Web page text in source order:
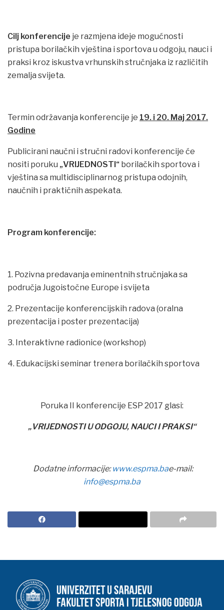
Cilj konferencije je razmjena ideje mogućnosti
pristupa borilačkih vještina i sportova u odgoju, nauci i
praksi kroz iskustva vrhunskih stručnjaka iz različitih
zemalja svijeta.
Termin održavanja konferencije je 19. i 20. Maj 2017.
Godine
Publicirani naučni i stručni radovi konferencije će
nositi poruku „VRIJEDNOSTI“ borilačkih sportova i
vještina sa multidisciplinarnog pristupa odojnih,
naučnih i praktičnih aspekata.
Program konferencije:
1. Pozivna predavanja eminentnih stručnjaka sa
područja Jugoistočne Europe i svijeta
2. Prezentacije konferencijskih radova (oralna
prezentacija i poster prezentacija)
3. Interaktivne radionice (workshop)
4. Edukacijski seminar trenera borilačkih sportova
Poruka II konferencije ESP 2017 glasi:
„VRIJEDNOSTI U ODGOJU, NAUCI I PRAKSI“
Dodatne informacije:www.espma.bae-mail:
info@espma.ba